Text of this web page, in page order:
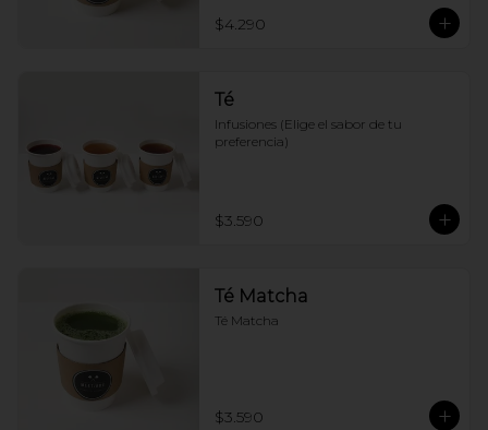
$4.290
Té
Infusiones (Elige el sabor de tu
preferencia)
$3.590
Té Matcha
Té Matcha
$3.590